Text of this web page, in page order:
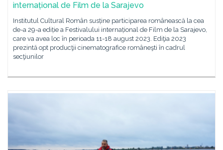
internațional de Film de la Sarajevo
Institutul Cultural Român susține participarea românească la cea
de-a 29-a ediție a Festivalului internațional de Film de la Sarajevo,
care va avea loc în perioada 11-18 august 2023. Ediţia 2023
prezintă opt producţii cinematografice româneşti în cadrul
secţiunilor